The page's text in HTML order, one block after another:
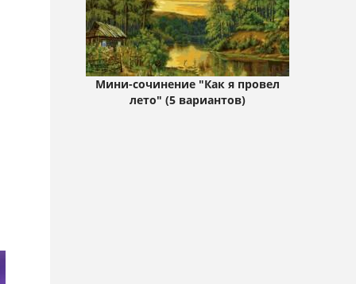
Мини-сочинение "Как я провел
лето" (5 вариантов)